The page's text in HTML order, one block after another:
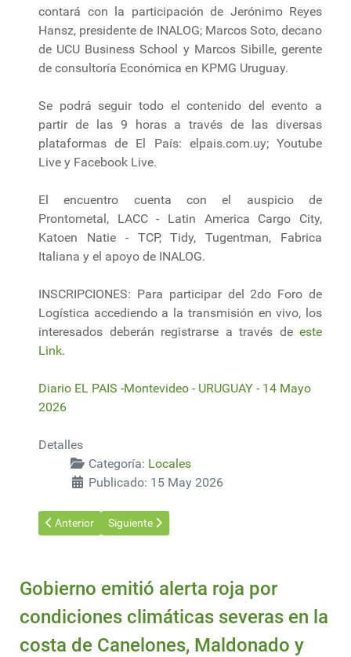
contará con la participación de Jerónimo Reyes
Hansz, presidente de INALOG; Marcos Soto, decano
de UCU Business School y Marcos Sibille, gerente
de consultoría Económica en KPMG Uruguay.
Se podrá seguir todo el contenido del evento a
partir de las 9 horas a través de las diversas
plataformas de El País: elpais.com.uy; Youtube
Live y Facebook Live.
El encuentro cuenta con el auspicio de
Prontometal, LACC - Latin America Cargo City,
Katoen Natie - TCP, Tidy, Tugentman, Fabrica
Italiana y el apoyo de INALOG.
INSCRIPCIONES: Para participar del 2do Foro de
Logística accediendo a la transmisión en vivo, los
interesados deberán registrarse a través de este
Link.
Diario EL PAIS -Montevideo - URUGUAY - 14 Mayo
2026
Detalles
Categoría: Locales
Publicado: 15 May 2026
Artículo anterior: Las oportunidades empiezan a navegar por el
Anterior Artículo siguiente: Comunicado del Movimiento
Siguiente
Gobierno emitió alerta roja por
condiciones climáticas severas en la
costa de Canelones, Maldonado y